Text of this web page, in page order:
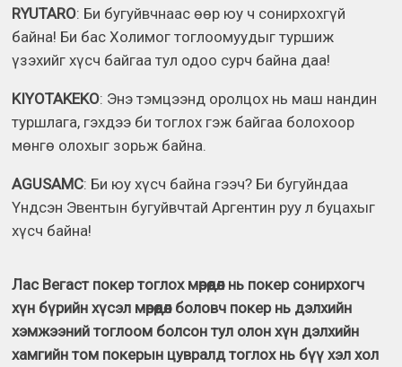
RYUTARO: Би бугуйвчнаас өөр юу ч сонирхохгүй
байна! Би бас Холимог тоглоомуудыг туршиж
үзэхийг хүсч байгаа тул одоо сурч байна даа!
KIYOTAKEKO: Энэ тэмцээнд оролцох нь маш нандин
туршлага, гэхдээ би тоглох гэж байгаа болохоор
мөнгө олохыг зорьж байна.
AGUSAMC: Би юу хүсч байна гээч? Би бугуйндаа
Үндсэн Эвентын бугуйвчтай Аргентин руу л буцахыг
хүсч байна!
Лас Вегаст покер тоглох мөрөөдөл нь покер сонирхогч
хүн бүрийн хүсэл мөрөөдөл боловч покер нь дэлхийн
хэмжээний тоглоом болсон тул олон хүн дэлхийн
хамгийн том покерын цувралд тоглох нь бүү хэл хол